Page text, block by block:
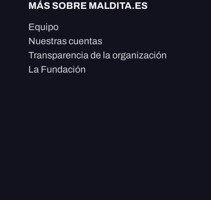
MÁS SOBRE MALDITA.ES
Equipo
Nuestras cuentas
Transparencia de la organización
La Fundación